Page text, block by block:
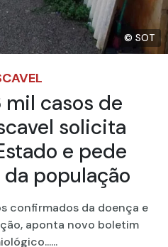
© SOT
mil casos de
solicita
e pede
população
confirmados da doença e
aponta novo boletim